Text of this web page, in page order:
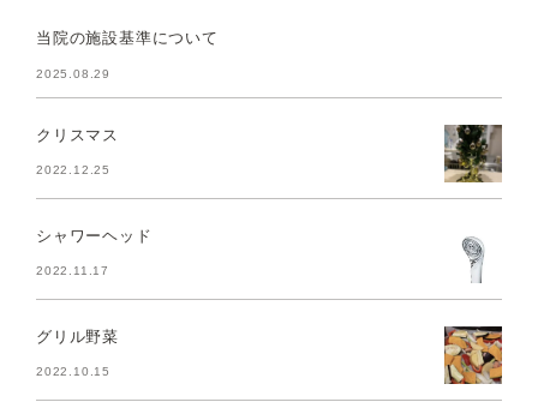
当院の施設基準について
2025.08.29
クリスマス
2022.12.25
シャワーヘッド
2022.11.17
グリル野菜
2022.10.15